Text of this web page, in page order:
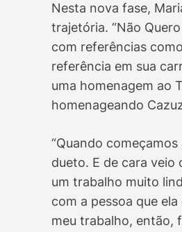
Nesta nova fase,
trajetória. “Não
com referências
referência em sua
uma homenagem ao
homenageando
“Quando
dueto. E de cara veio
um trabalho muito
com a pessoa que
meu trabalho, então,